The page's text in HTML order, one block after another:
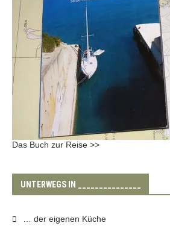
Das Buch zur Reise >>
UNTERWEGS IN _______________
… der eigenen Küche